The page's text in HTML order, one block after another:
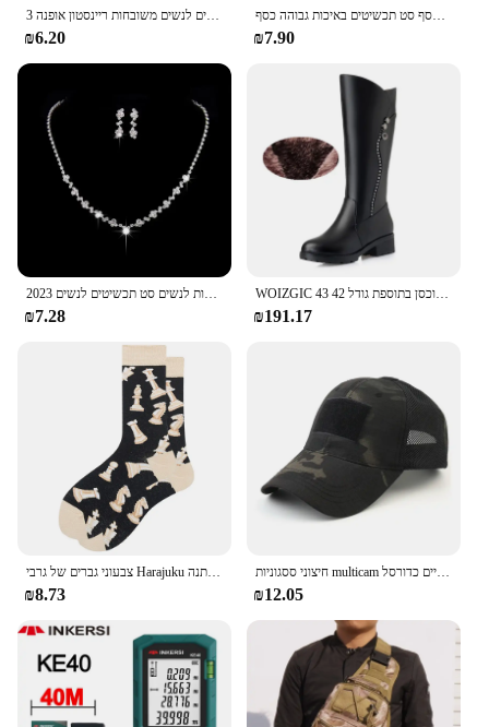
3 יח 'סט תכשיטים בצורת לב בצורת לב סט תכשיטים לנשים משובחות ריינסטון אופנה
₪6.20
צבע כסף שרשרת 4 מ "מ שרשרת שרשרת צמידים אופנה נשים גברים כסף סט תכשיטים באיכות גבוהה כסף
₪7.90
2023 יוקרה כפולה פשוט חלולים בצורת לב שרשרת תליון משובחות קריסטל משובחות לנשים סט תכשיטים לנשים
₪7.28
WOIZGIC נשים של עור אמיתי נשי גבירותיי מגפי פלטפורמת שלג צמר קטיפה פרווה חם חורף אמצע העקב רוכסן בתוספת גודל 42 43
₪191.17
₪8.73
חיצוני ססגוניות multicam מתכווננת כובע רשת טקטי אוויר טקטי-טייסי דיג טיולים רגליים כדורסל
₪12.05